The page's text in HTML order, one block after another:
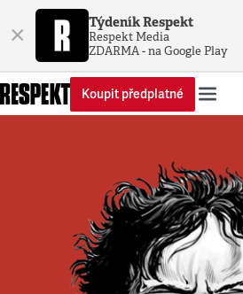
× Týdeník Respekt
Respekt Media
ZDARMA - na Google Play
Koupit předplatné